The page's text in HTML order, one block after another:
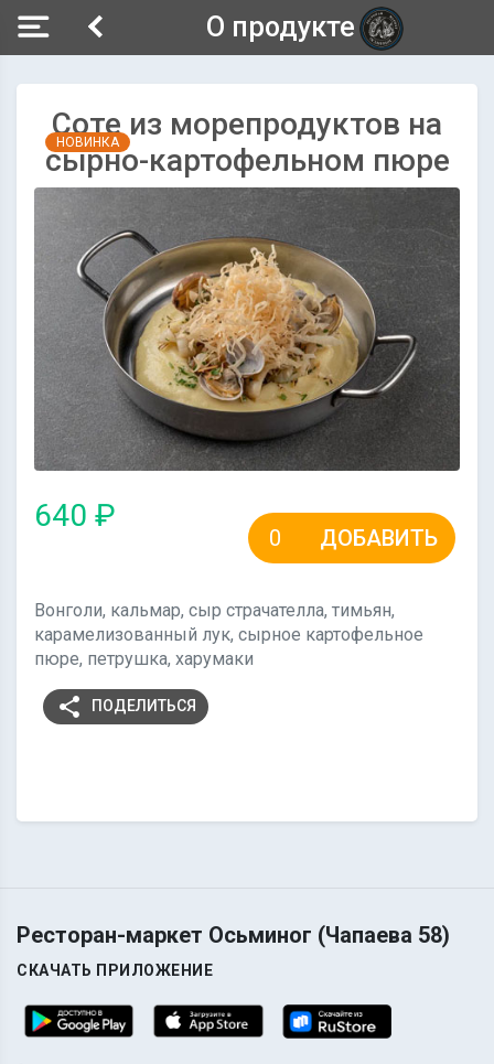
О продукте
Соте из морепродуктов на
сырно-картофельном пюре
НОВИНКА
640 ₽
ДОБАВИТЬ
Вонголи, кальмар, сыр страчателла, тимьян,
карамелизованный лук, сырное картофельное
пюре, петрушка, харумаки
share ПОДЕЛИТЬСЯ
Ресторан-маркет Осьминог (Чапаева 58)
СКАЧАТЬ ПРИЛОЖЕНИЕ